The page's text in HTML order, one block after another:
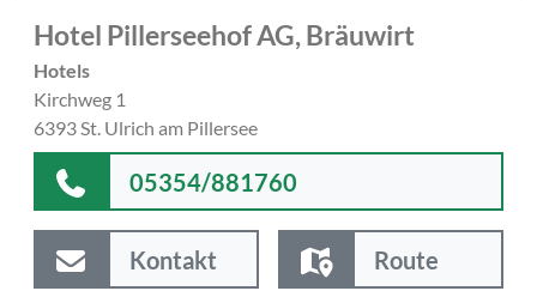
Hotel Pillerseehof AG, Bräuwirt
Hotels
Kirchweg 1
6393 St. Ulrich am Pillersee
05354/881760
Kontakt Route